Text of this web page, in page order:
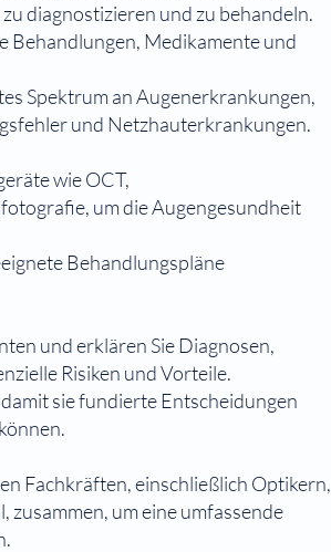
diagnostizieren und zu behandeln.
Behandlungen, Medikamente und
Spektrum an Augenerkrankungen,
und Netzhauterkrankungen.
wie OCT,
um die Augengesundheit
Behandlungspläne
und erklären Sie Diagnosen,
Risiken und Vorteile.
sie fundierte Entscheidungen
Fachkräften, einschließlich Optikern,
um eine umfassende